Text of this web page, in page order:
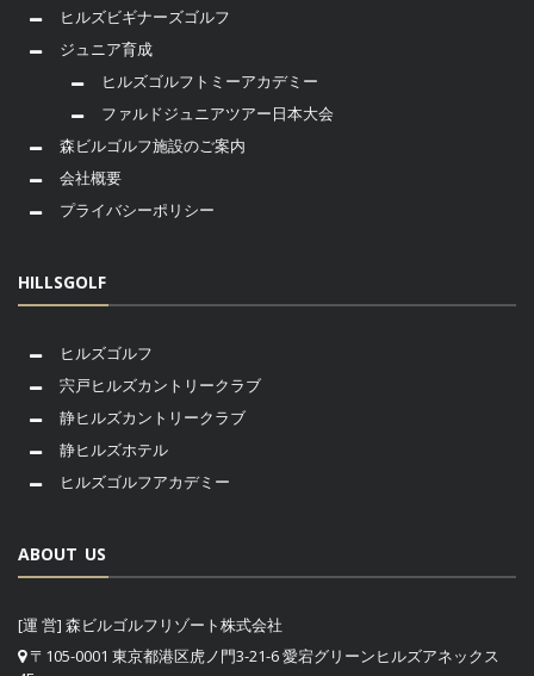
ヒルズビギナーズゴルフ
ジュニア育成
ヒルズゴルフトミーアカデミー
ファルドジュニアツアー日本大会
森ビルゴルフ施設のご案内
会社概要
プライバシーポリシー
HILLSGOLF
ヒルズゴルフ
宍戸ヒルズカントリークラブ
静ヒルズカントリークラブ
静ヒルズホテル
ヒルズゴルフアカデミー
ABOUT US
[運 営] 森ビルゴルフリゾート株式会社
〒105-0001 東京都港区虎ノ門3-21-6 愛宕グリーンヒルズアネックス